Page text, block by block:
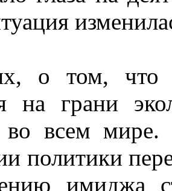
о том, что
на грани
во всем
политики
имиджа